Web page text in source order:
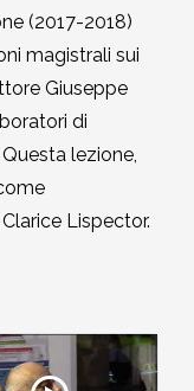
(2017-2018)
magistrali sui
Giuseppe
di
lezione,
Lispector.